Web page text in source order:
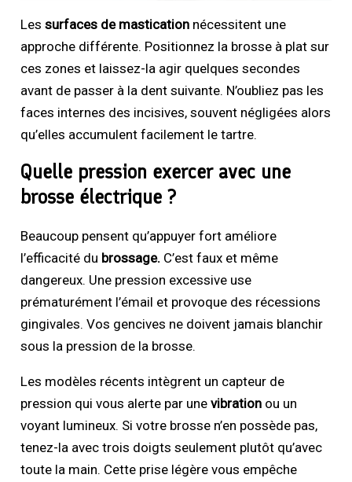
Les surfaces de mastication nécessitent une
approche différente. Positionnez la brosse à plat sur
ces zones et laissez-la agir quelques secondes
avant de passer à la dent suivante. N’oubliez pas les
faces internes des incisives, souvent négligées alors
qu’elles accumulent facilement le tartre.
Quelle pression exercer avec une
brosse électrique ?
Beaucoup pensent qu’appuyer fort améliore
l’efficacité du brossage. C’est faux et même
dangereux. Une pression excessive use
prématurément l’émail et provoque des récessions
gingivales. Vos gencives ne doivent jamais blanchir
sous la pression de la brosse.
Les modèles récents intègrent un capteur de
pression qui vous alerte par unevibration ou un
voyant lumineux. Si votre brosse n’en possède pas,
tenez-la avec trois doigts seulement plutôt qu’avec
toute la main. Cette prise légère vous empêche